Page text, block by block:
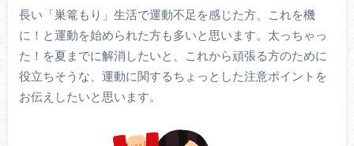
長い「巣篭もり」生活で運動不足を感じた方、これを機
に！と運動を始められた方も多いと思います。太っちゃっ
た！を夏までに解消したいと、これから頑張る方のために
役立ちそうな、運動に関するちょっとした注意ポイントを
お伝えしたいと思います。